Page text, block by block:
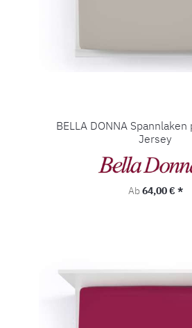
BELLA DONNA
Jersey
Regulärer Preis:
Ab64,00 € *